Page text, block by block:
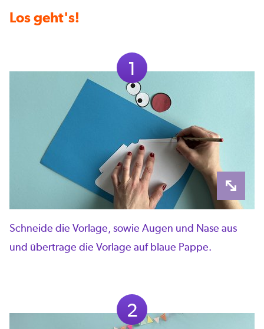
Los geht's!
1
Schneide die Vorlage, sowie Augen und Nase aus
und übertrage die Vorlage auf blaue Pappe.
2